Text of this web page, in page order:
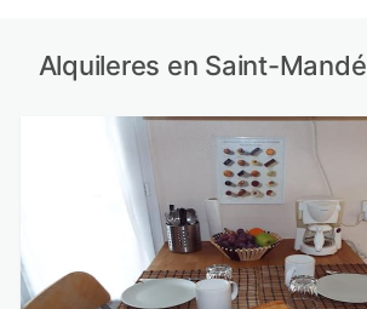
Alquileres en Saint-Mandé